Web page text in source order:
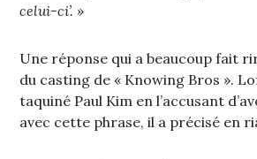
celui-ci’. »
Une réponse qui a beaucoup fait
du casting de « Knowing Bros ».
taquiné Paul Kim en l’accusant
avec cette phrase, il a précisé en